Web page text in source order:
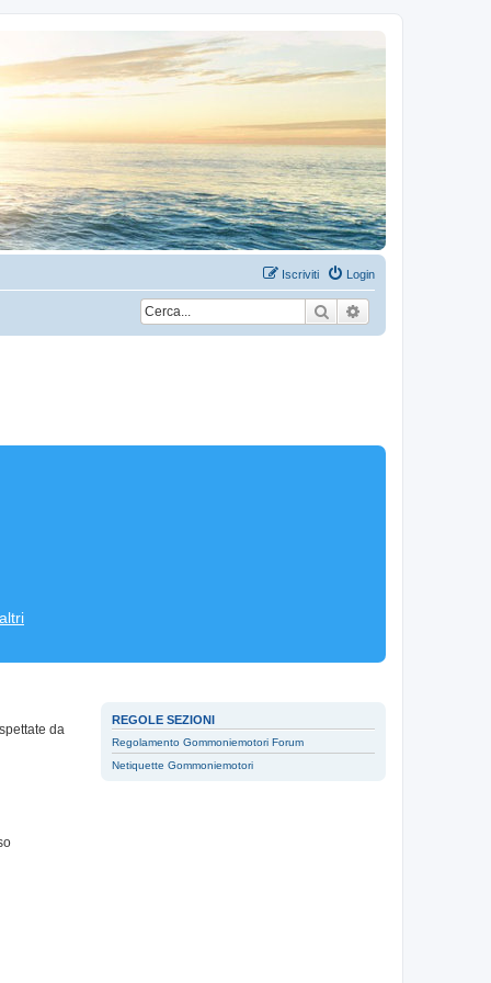
Login
Iscriviti
Cerca
REGOLE SEZIONI
Regolamento Gommoniemotori Forum
Netiquette Gommoniemotori
da